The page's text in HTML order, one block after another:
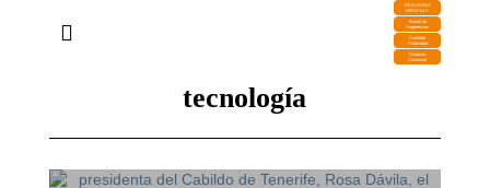
DESCARGA
MIRAPLAY
Buzón de
Sugerencias
Contratar
Publicidad
Contacto
Comercial
tecnología